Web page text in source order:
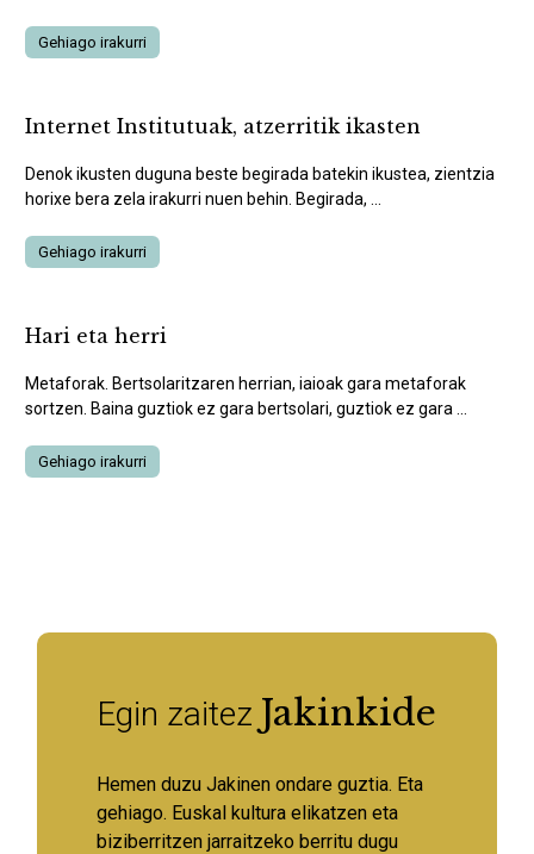
Gehiago irakurri
Internet Institutuak, atzerritik ikasten
Denok ikusten duguna beste begirada batekin ikustea, zientzia
horixe bera zela irakurri nuen behin. Begirada, ...
Gehiago irakurri
Hari eta herri
Metaforak. Bertsolaritzaren herrian, iaioak gara metaforak
sortzen. Baina guztiok ez gara bertsolari, guztiok ez gara ...
Gehiago irakurri
Egin zaitez Jakinkide
Hemen duzu Jakinen ondare guztia. Eta
gehiago. Euskal kultura elikatzen eta
biziberritzen jarraitzeko berritu dugu